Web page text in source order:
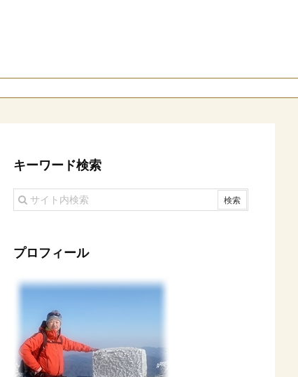
キーワード検索
プロフィール